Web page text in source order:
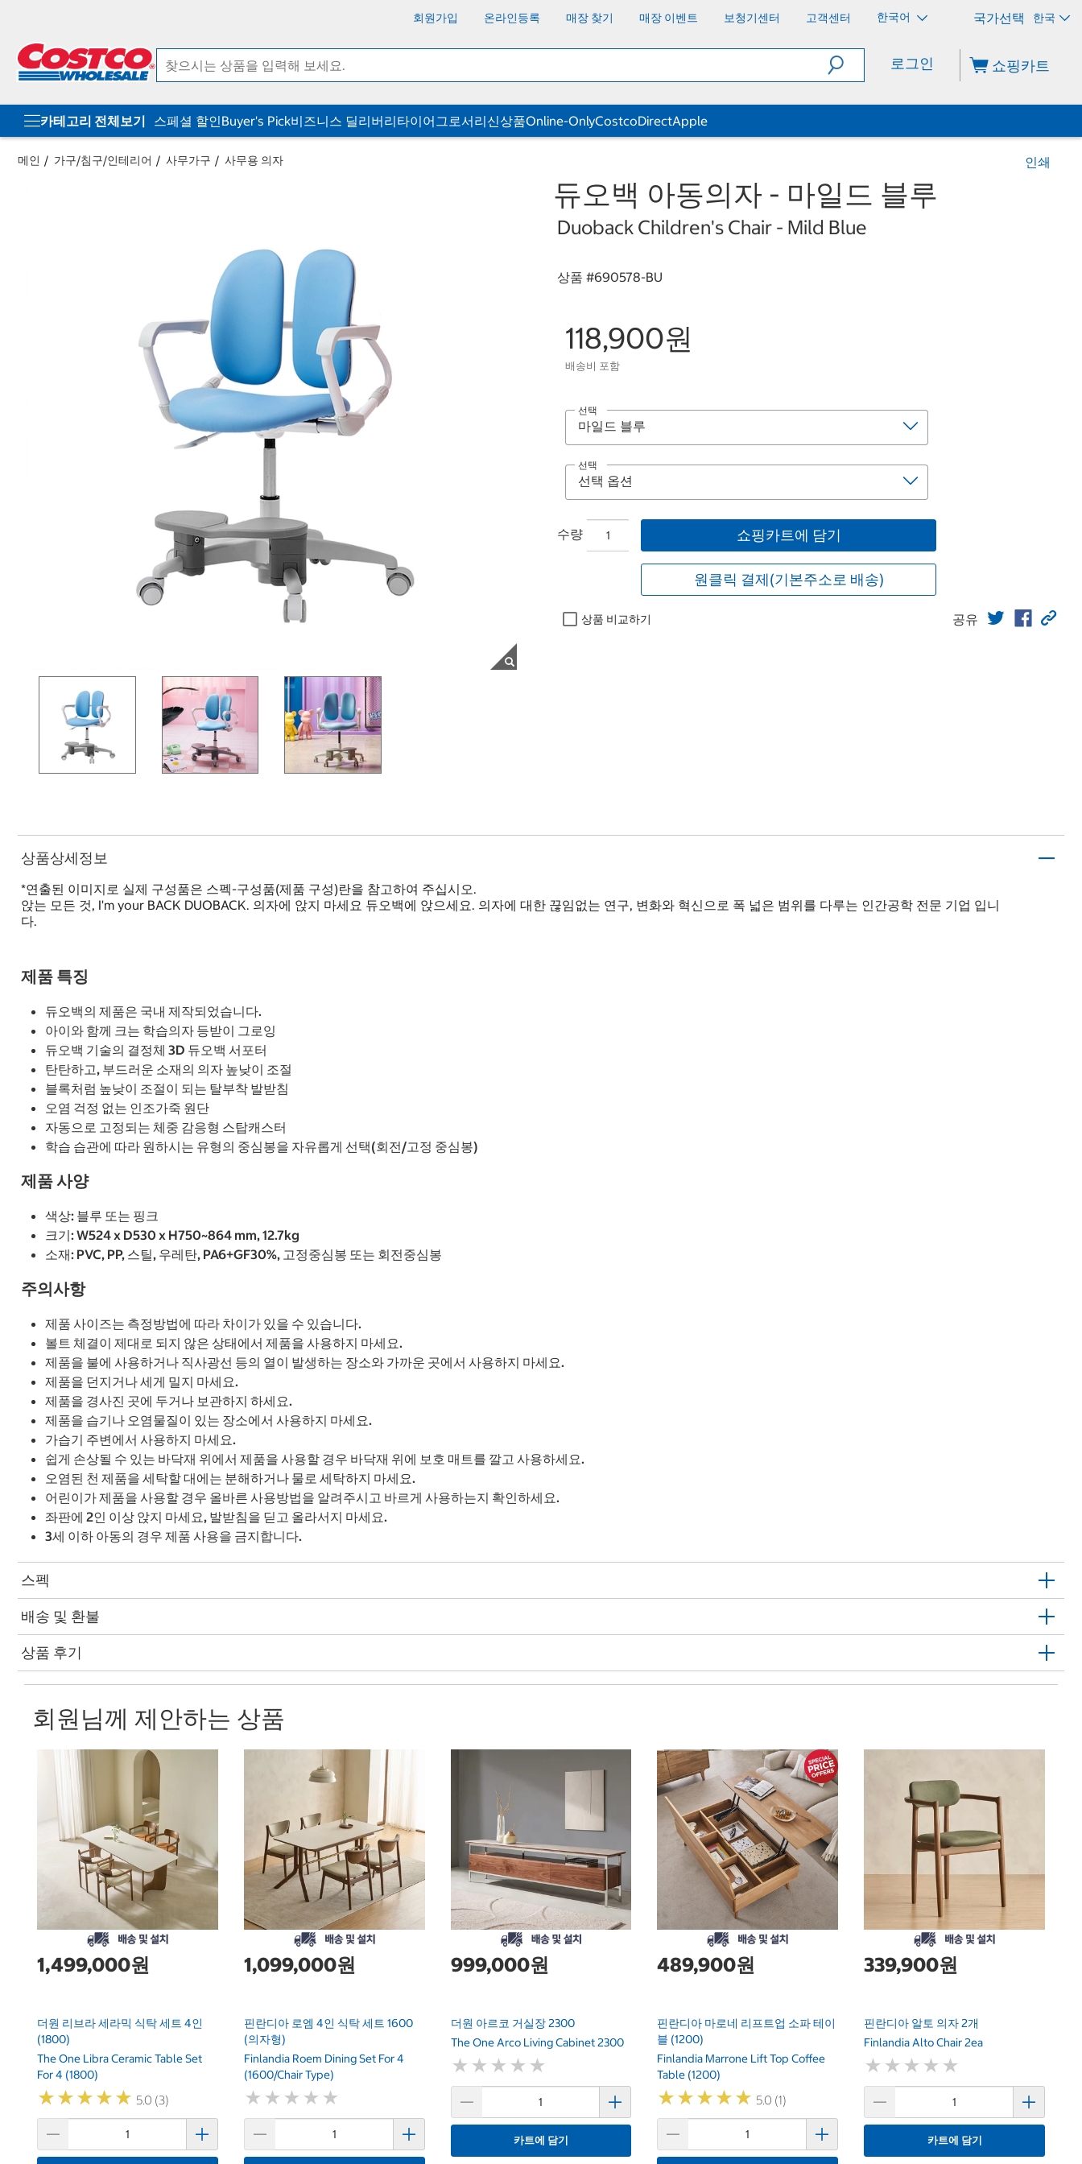
회원가입 온라인등록 매장 찾기 매장 이벤트 보청기센터 고객센터 한국어 한국
로그인 쇼핑카트
카테고리 전체보기 스페셜 할인Buyer's Pick비즈니스 딜리버리타이어그로서리신상품Online-OnlyCostcoDirectApple
메인 가구/침구/인테리어 사무가구 사무용 의자 인쇄
듀오백 아동의자 - 마일드 블루
Duoback Children's Chair - Mild Blue
상품 #690578-BU
118,900원
배송비 포함
선택
선택
수량 쇼핑카트에 담기
원클릭 결제(기본주소로 배송)
상품 비교하기 공유
상품상세정보
*연출된 이미지로 실제 구성품은 스펙-구성품(제품 구성)란을 참고하여 주십시오.
앉는 모든 것, I'm your BACK DUOBACK. 의자에 앉지 마세요 듀오백에 앉으세요. 의자에 대한 끊임없는 연구, 변화와 혁신으로 폭 넓은 범위를 다루는 인간공학 전문 기업 입니
다.
제품 특징
듀오백의 제품은 국내 제작되었습니다.
아이와 함께 크는 학습의자 등받이 그로잉
듀오백 기술의 결정체 3D 듀오백 서포터
탄탄하고, 부드러운 소재의 의자 높낮이 조절
블록처럼 높낮이 조절이 되는 탈부착 발받침
오염 걱정 없는 인조가죽 원단
자동으로 고정되는 체중 감응형 스탑캐스터
학습 습관에 따라 원하시는 유형의 중심봉을 자유롭게 선택(회전/고정 중심봉)
제품 사양
색상: 블루 또는 핑크
크기: W524 x D530 x H750~864 mm, 12.7kg
소재: PVC, PP, 스틸, 우레탄, PA6+GF30%, 고정중심봉 또는 회전중심봉
주의사항
제품 사이즈는 측정방법에 따라 차이가 있을 수 있습니다.
볼트 체결이 제대로 되지 않은 상태에서 제품을 사용하지 마세요.
제품을 불에 사용하거나 직사광선 등의 열이 발생하는 장소와 가까운 곳에서 사용하지 마세요.
제품을 던지거나 세게 밀지 마세요.
제품을 경사진 곳에 두거나 보관하지 하세요.
제품을 습기나 오염물질이 있는 장소에서 사용하지 마세요.
가습기 주변에서 사용하지 마세요.
쉽게 손상될 수 있는 바닥재 위에서 제품을 사용할 경우 바닥재 위에 보호 매트를 깔고 사용하세요.
오염된 천 제품을 세탁할 대에는 분해하거나 물로 세탁하지 마세요.
어린이가 제품을 사용할 경우 올바른 사용방법을 알려주시고 바르게 사용하는지 확인하세요.
좌판에 2인 이상 앉지 마세요, 발받침을 딛고 올라서지 마세요.
3세 이하 아동의 경우 제품 사용을 금지합니다.
스펙
배송 및 환불
상품 후기
회원님께 제안하는 상품
1,499,000원
더원 리브라 세라믹 식탁 세트 4인
(1800)
The One Libra Ceramic Table Set
For 4 (1800)
★★★★★
★★★★★ 5.0 (3)
1,099,000원
핀란디아 로엠 4인 식탁 세트 1600
(의자형)
Finlandia Roem Dining Set For 4
(1600/Chair Type)
★ ★ ★ ★ ★
★ ★ ★ ★ ★
999,000원
더원 아르코 거실장 2300
The One Arco Living Cabinet 2300
★ ★ ★ ★ ★
★ ★ ★ ★ ★
카트에 담기
489,900원
핀란디아 마로네 리프트업 소파 테이
블 (1200)
Finlandia Marrone Lift Top Coffee
Table (1200)
★★★★★
★★★★★ 5.0 (1)
339,900원
핀란디아 알토 의자 2개
Finlandia Alto Chair 2ea
★ ★ ★ ★ ★
★ ★ ★ ★ ★
카트에 담기